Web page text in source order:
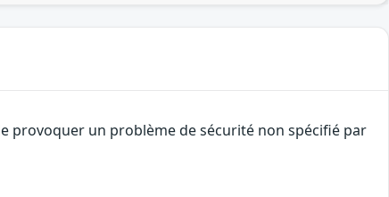
provoquer un problème de sécurité non spécifié par